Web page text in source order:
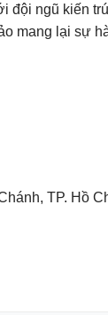
đội ngũ kiến
mang lại sự
TP. Hồ